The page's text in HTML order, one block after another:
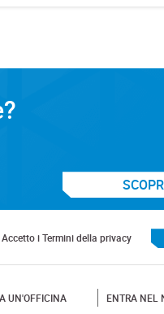
Accetto i Termini della privacy
UN'OFFICINA ENTRA NEL